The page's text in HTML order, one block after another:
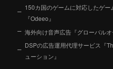
150カ国のゲームに対応したゲ
『Odeeo』
海外向け音声広告『グローバル
DSPの広告運用代理サービス『
ューション』